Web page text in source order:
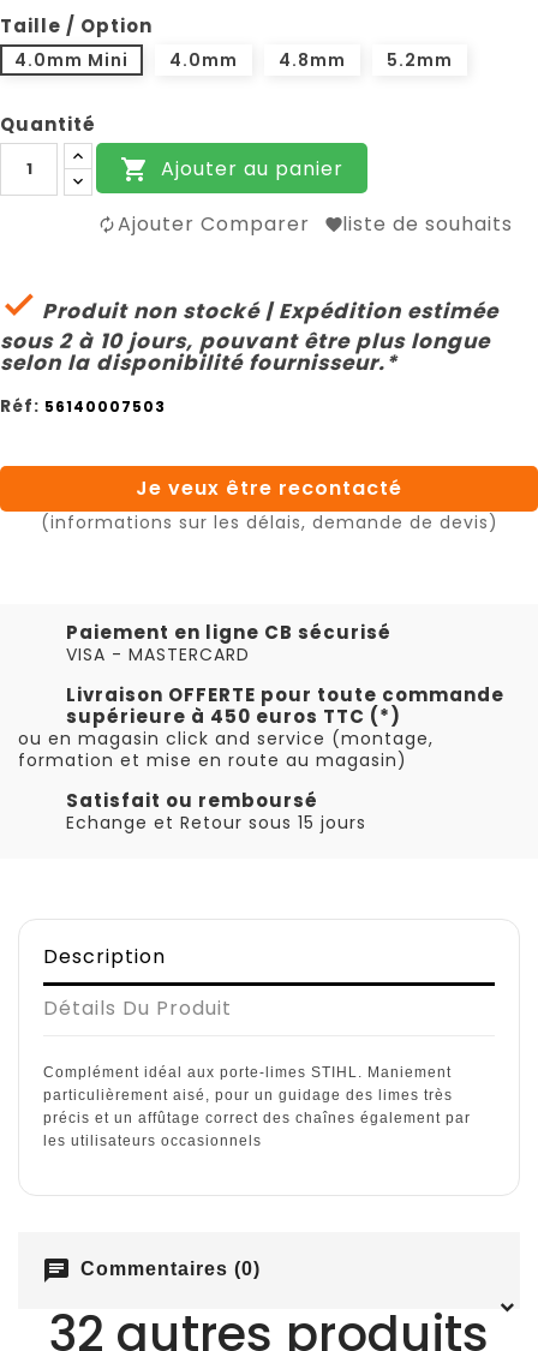
Taille / Option
4.0mm Mini 4.0mm 4.8mm 5.2mm
Quantité
 Ajouter au panier
Ajouter Comparer liste de souhaits
 Produit non stocké | Expédition estimée
sous 2 à 10 jours, pouvant être plus longue
selon la disponibilité fournisseur.*
Réf: 56140007503
Je veux être recontacté
(informations sur les délais, demande de devis)
Paiement en ligne CB sécurisé
VISA - MASTERCARD
Livraison OFFERTE pour toute commande
supérieure à 450 euros TTC (*)
ou en magasin click and service (montage,
formation et mise en route au magasin)
Satisfait ou remboursé
Echange et Retour sous 15 jours
Description
Détails Du Produit
Complément idéal aux porte-limes STIHL. Maniement
particulièrement aisé, pour un guidage des limes très
précis et un affûtage correct des chaînes également par
les utilisateurs occasionnels
chat Commentaires (0)
32 autres produits